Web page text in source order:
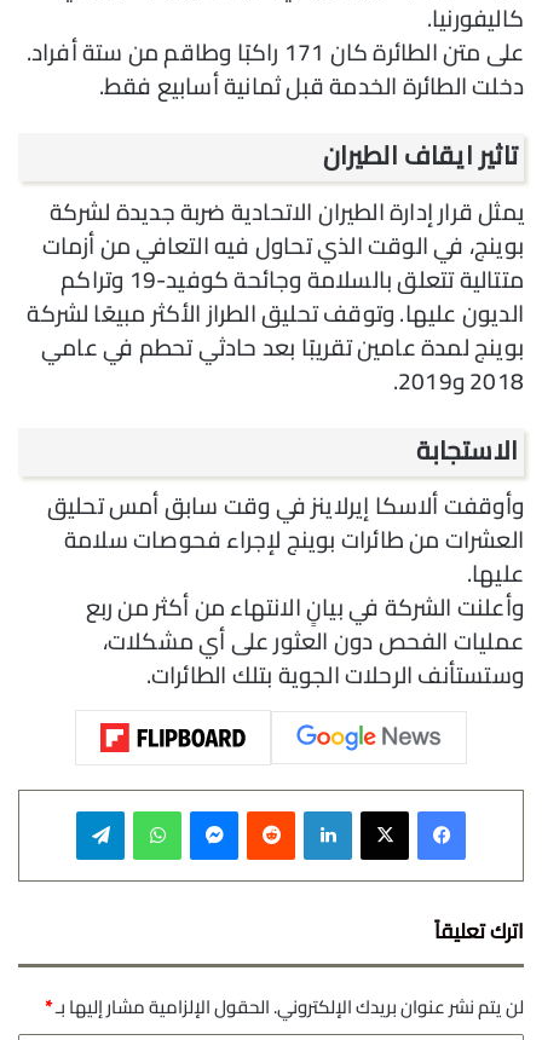
كاليفورنيا.
على متن الطائرة كان 171 راكبًا وطاقم من ستة أفراد.
دخلت الطائرة الخدمة قبل ثمانية أسابيع فقط.
تاثير ايقاف الطيران
يمثل قرار إدارة الطيران الاتحادية ضربة جديدة لشركة
بوينج، في الوقت الذي تحاول فيه التعافي من أزمات
متتالية تتعلق بالسلامة وجائحة كوفيد-19 وتراكم
الديون عليها. وتوقف تحليق الطراز الأكثر مبيعًا لشركة
بوينج لمدة عامين تقريبًا بعد حادثي تحطم في عامي
2018 و2019.
الاستجابة
وأوقفت ألاسكا إيرلاينز في وقت سابق أمس تحليق
العشرات من طائرات بوينج لإجراء فحوصات سلامة
عليها.
وأعلنت الشركة في بيانٍ الانتهاء من أكثر من ربع
عمليات الفحص دون العثور على أي مشكلات،
وستستأنف الرحلات الجوية بتلك الطائرات.
فيسبوك ‫X لينكدإن واتساب
اترك تعليقاً
لن يتم نشر عنوان بريدك الإلكتروني.الحقول الإلزامية مشار إليها بـ*